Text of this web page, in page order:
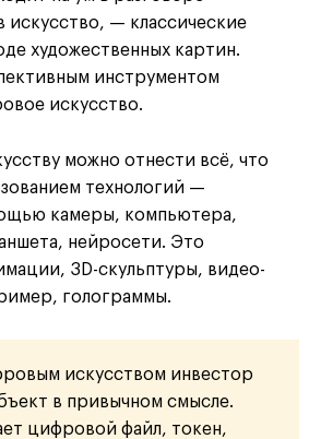
искусство, — классические
художественных картин.
инструментом
искусство.
можно отнести всё, что
технологий —
камеры, компьютера,
нейросети. Это
3D-скульптуры, видео-
голограммы.
искусством инвестор
в привычном смысле.
цифровой файл, токен,